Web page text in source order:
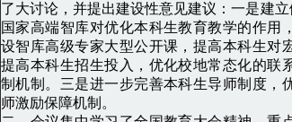
了大讨论，并提出建设性意见建议：一是建
国家高端智库对优化本科生教育教学的作用
设智库高级专家大型公开课，提高本科生对
提高本科生招生投入，优化校地常态化的联
制机制。三是进一步完善本科生导师制度，
师激励保障机制。